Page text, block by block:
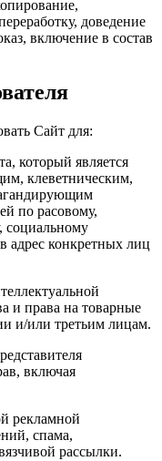
доведение
включение в состав
Сайт для:
который является
клеветническим,
по расовому,
социальному
адрес конкретных лиц
и права на товарные
и/или третьим лицам.
включая
рекламной
спама,
рассылки.